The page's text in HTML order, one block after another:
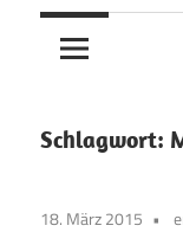
Schlagwort:
18. März 2015